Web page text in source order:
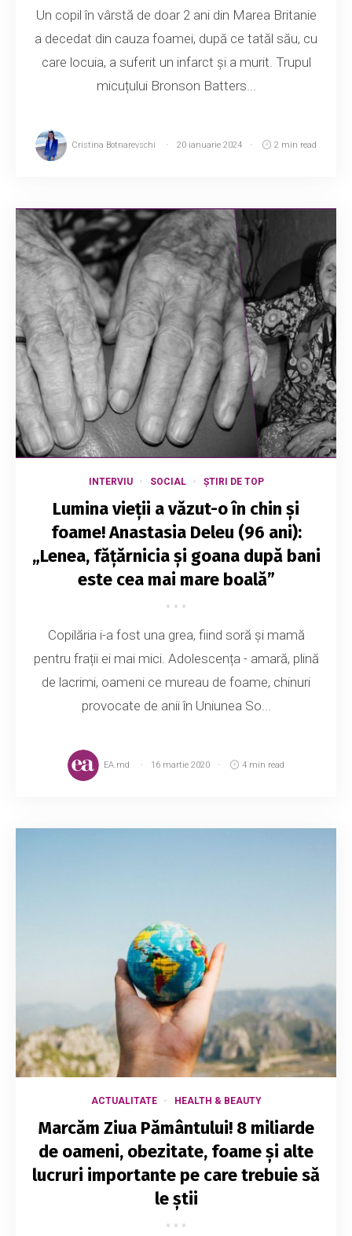
Un copil în vârstă de doar 2 ani din Marea Britanie
a decedat din cauza foamei, după ce tatăl său, cu
care locuia, a suferit un infarct și a murit. Trupul
micuțului Bronson Batters...
Cristina Botnarevschi 20 ianuarie 2024 2 min read
INTERVIU SOCIAL ȘTIRI DE TOP
Lumina vieții a văzut-o în chin și
foame! Anastasia Deleu (96 ani):
„Lenea, fățărnicia și goana după bani
este cea mai mare boală”
Copilăria i-a fost una grea, fiind soră și mamă
pentru frații ei mai mici. Adolescența - amară, plină
de lacrimi, oameni ce mureau de foame, chinuri
provocate de anii în Uniunea So...
EA.md 16 martie 2020 4 min read
ACTUALITATE HEALTH & BEAUTY
Marcăm Ziua Pământului! 8 miliarde
de oameni, obezitate, foame și alte
lucruri importante pe care trebuie să
le știi